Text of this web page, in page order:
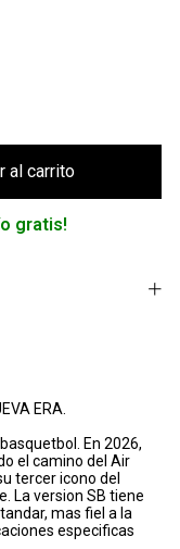
gratis!
ERA.
En 2026,
el camino del Air
tercer icono del
La version SB tiene
mas fiel a la
especificas